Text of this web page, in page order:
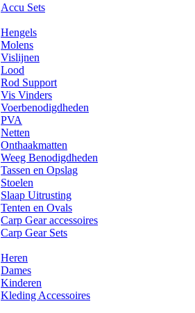
Accu Sets
Hengels
Molens
Vislijnen
Lood
Rod Support
Vis Vinders
Voerbenodigdheden
PVA
Netten
Onthaakmatten
Weeg Benodigdheden
Tassen en Opslag
Stoelen
Slaap Uitrusting
Tenten en Ovals
Carp Gear accessoires
Carp Gear Sets
Heren
Dames
Kinderen
Kleding Accessoires